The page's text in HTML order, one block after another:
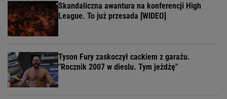
Skandaliczna awantura na konferencji High
League. To już przesada [WIDEO]
Tyson Fury zaskoczył cackiem z garażu.
"Rocznik 2007 w dieslu. Tym jeżdżę"